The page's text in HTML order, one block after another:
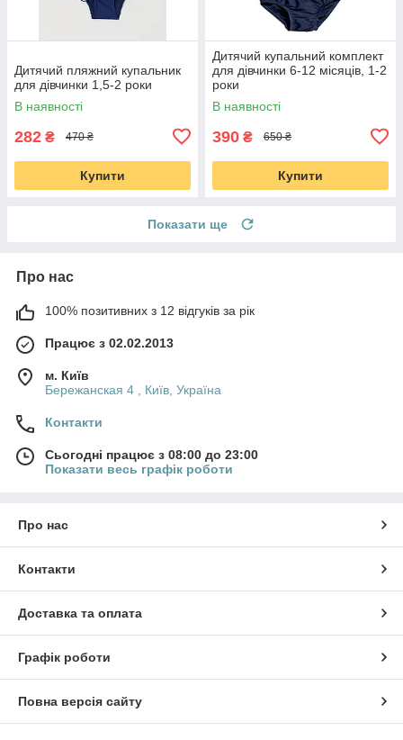
Дитячий пляжний купальник
для дівчинки 1,5-2 роки
В наявності
282 ₴ 470 ₴
Купити
Дитячий купальний комплект
для дівчинки 6-12 місяців, 1-2
роки
В наявності
390 ₴ 650 ₴
Купити
Показати ще
Про нас
100% позитивних з 12 відгуків за рік
Працює з 02.02.2013
м. Київ
Бережанская 4 , Київ, Україна
Контакти
Сьогодні працює з 08:00 до 23:00
Показати весь графік роботи
Про нас
Контакти
Доставка та оплата
Графік роботи
Повна версія сайту